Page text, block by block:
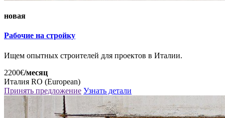
новая
Рабочие на стройку
Ищем опытных строителей для проектов в Италии.
2200€/месяц
Италия RO (European)
Принять предложение Узнать детали